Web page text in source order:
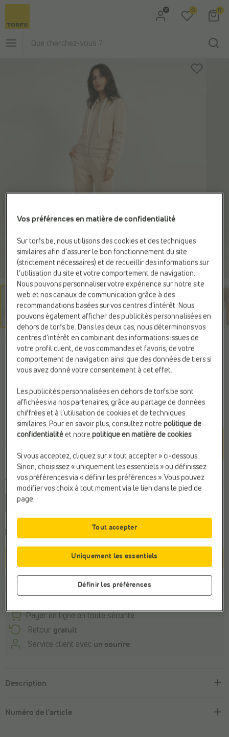
Aller au menu principal
0 0
GUESS
Pantalons de jogging
marron L32
110,00 €
Couleur
Taille Dernier article
XS
Commandé avant 22h, livraison le mardi
Panier
Stock du magasin
Payer en ligne en toute sécurité
Retour gratuit
Service client avec un sourire
Description
Numéro de l'article
Vos préférences en matière de confidentialité
Sur torfs.be, nous utilisons des cookies et des techniques
similaires afin d’assurer le bon fonctionnement du site
(strictement nécessaires) et de recueillir des informations sur
l’utilisation du site et votre comportement de navigation.
Nous pouvons personnaliser votre expérience sur notre site
web et nos canaux de communication grâce à des
recommandations basées sur vos centres d’intérêt. Nous
pouvons également afficher des publicités personnalisées en
dehors de torfs.be. Dans les deux cas, nous déterminons vos
centres d’intérêt en combinant des informations issues de
votre profil client, de vos commandes et favoris, de votre
comportement de navigation ainsi que des données de tiers si
vous avez donné votre consentement à cet effet.
Les publicités personnalisées en dehors de torfs.be sont
affichées via nos partenaires, grâce au partage de données
chiffrées et à l’utilisation de cookies et de techniques
similaires. Pour en savoir plus, consultez notrepolitique de
confidentialité et notrepolitique en matière de cookies.
Si vous acceptez, cliquez sur « tout accepter » ci-dessous.
Sinon, choisissez « uniquement les essentiels » ou définissez
vos préférences via « définir les préférences ». Vous pouvez
modifier vos choix à tout moment via le lien dans le pied de
page.
Définir les préférences
Uniquement les essentiels
Tout accepter